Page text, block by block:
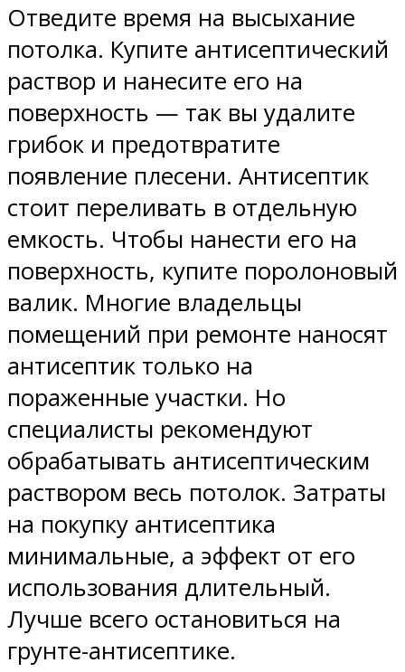
Отведите время на высыхание
потолка. Купите антисептический
раствор и нанесите его на
поверхность — так вы удалите
грибок и предотвратите
появление плесени. Антисептик
стоит переливать в отдельную
емкость. Чтобы нанести его на
поверхность, купите поролоновый
валик. Многие владельцы
помещений при ремонте наносят
антисептик только на
пораженные участки. Но
специалисты рекомендуют
обрабатывать антисептическим
раствором весь потолок. Затраты
на покупку антисептика
минимальные, а эффект от его
использования длительный.
Лучше всего остановиться на
грунте-антисептике.